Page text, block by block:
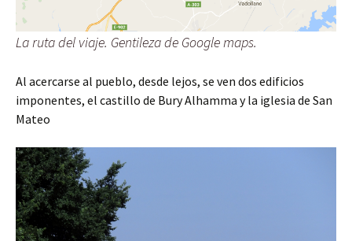
La ruta del viaje. Gentileza de Google maps.
Al acercarse al pueblo, desde lejos, se ven dos edificios
imponentes, el castillo de Bury Alhamma y la iglesia de San
Mateo